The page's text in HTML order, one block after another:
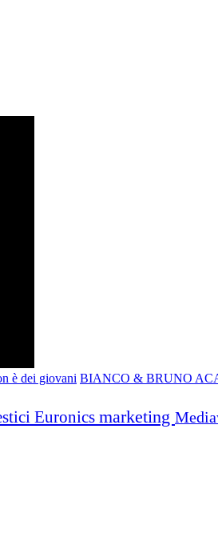
è dei giovani BIANCO & BRUNO
Euronics marketing